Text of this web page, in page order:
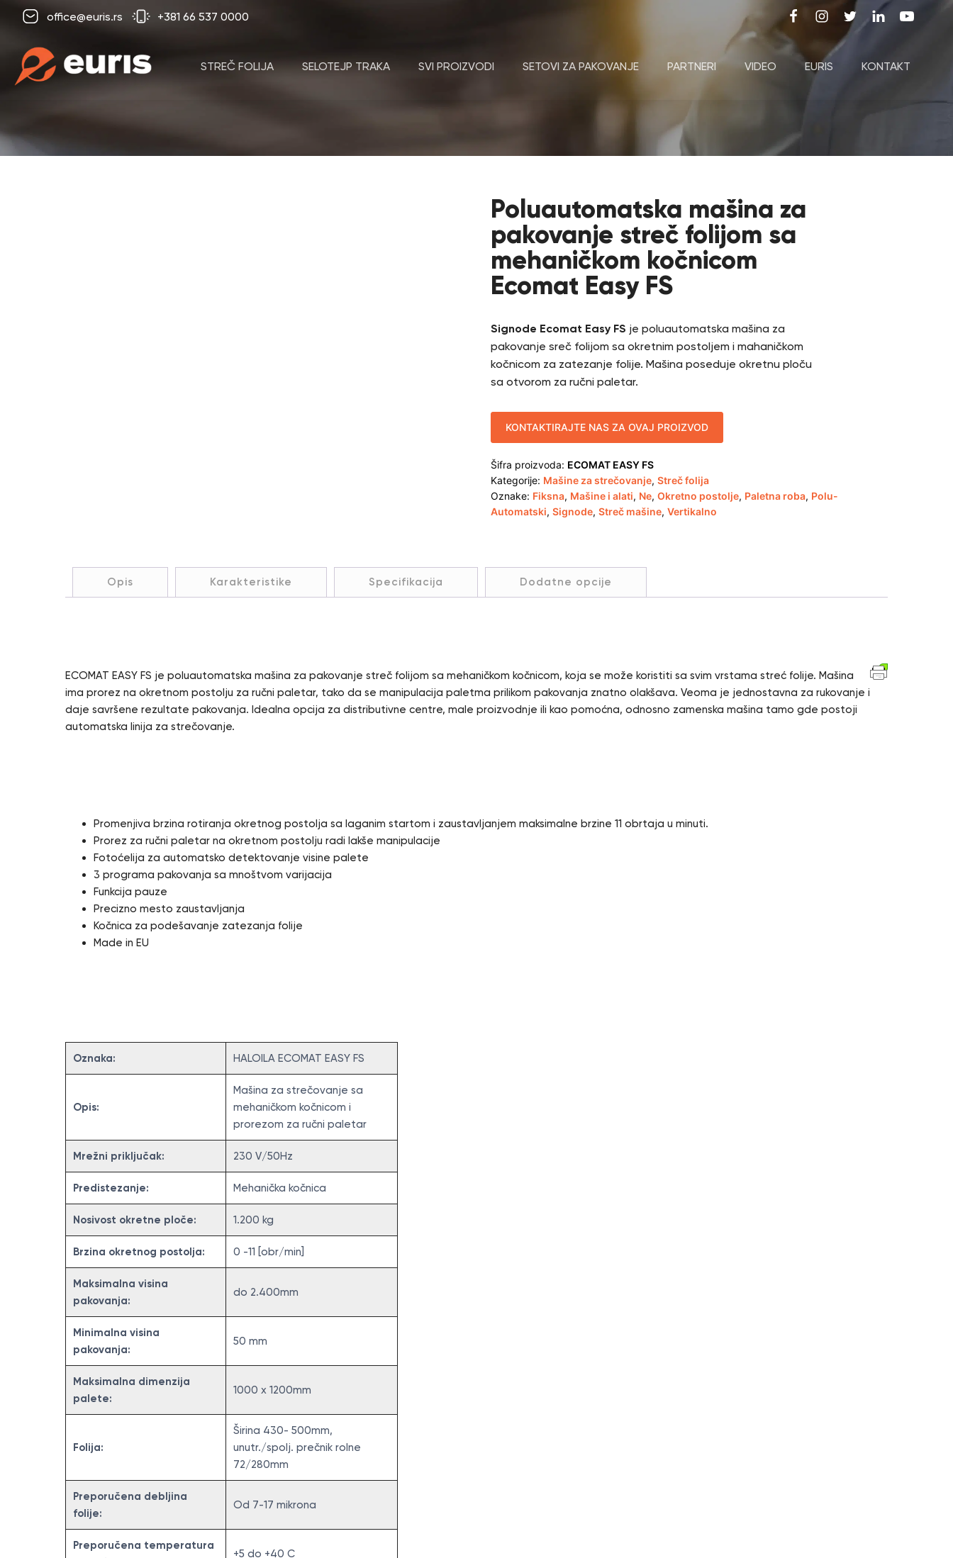
office@euris.rs +381 66 537 0000
STREČ FOLIJA SELOTEJP TRAKA SVI PROIZVODI SETOVI ZA PAKOVANJE PARTNERI VIDEO EURIS KONTAKT
Poluautomatska mašina za
pakovanje streč folijom sa
mehaničkom kočnicom
Ecomat Easy FS
Signode Ecomat Easy FS je poluautomatska mašina za
pakovanje sreč folijom sa okretnim postoljem i mahaničkom
kočnicom za zatezanje folije. Mašina poseduje okretnu ploču
sa otvorom za ručni paletar.
KONTAKTIRAJTE NAS ZA OVAJ PROIZVOD
Šifra proizvoda: ECOMAT EASY FS
Kategorije: Mašine za strečovanje, Streč folija
Oznake: Fiksna, Mašine i alati, Ne, Okretno postolje, Paletna roba, Polu-
Automatski, Signode, Streč mašine, Vertikalno
Opis Karakteristike Specifikacija Dodatne opcije
ECOMAT EASY FS je poluautomatska mašina za pakovanje streč folijom sa mehaničkom kočnicom, koja se može koristiti sa svim vrstama streć folije. Mašina
ima prorez na okretnom postolju za ručni paletar, tako da se manipulacija paletma prilikom pakovanja znatno olakšava. Veoma je jednostavna za rukovanje i
daje savršene rezultate pakovanja. Idealna opcija za distributivne centre, male proizvodnje ili kao pomoćna, odnosno zamenska mašina tamo gde postoji
automatska linija za strečovanje.
Promenjiva brzina rotiranja okretnog postolja sa laganim startom i zaustavljanjem maksimalne brzine 11 obrtaja u minuti.
Prorez za ručni paletar na okretnom postolju radi lakše manipulacije
Fotoćelija za automatsko detektovanje visine palete
3 programa pakovanja sa mnoštvom varijacija
Funkcija pauze
Precizno mesto zaustavljanja
Kočnica za podešavanje zatezanja folije
Made in EU
Oznaka: HALOILA ECOMAT EASY FS
Opis:
Mašina za strečovanje sa
mehaničkom kočnicom i
prorezom za ručni paletar
Mrežni priključak: 230 V/50Hz
Predistezanje: Mehanička kočnica
Nosivost okretne ploče: 1.200 kg
Brzina okretnog postolja: 0 -11 [obr/min]
Maksimalna visina
pakovanja:
do 2.400mm
Minimalna visina
pakovanja:
50 mm
Maksimalna dimenzija
palete:
1000 x 1200mm
Folija:
Širina 430- 500mm,
unutr./spolj. prečnik rolne
72/280mm
Preporučena debljina
folije:
Od 7-17 mikrona
Preporučena temperatura
+5 do +40 C